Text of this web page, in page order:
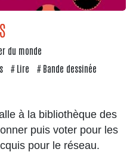
du monde
Lire
Bande dessinée
à la bibliothèque des
puis voter pour les
pour le réseau.